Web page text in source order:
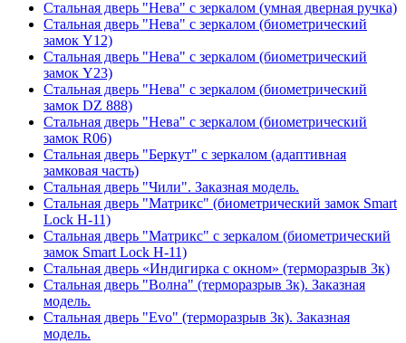
Стальная дверь "Нева" с зеркалом (умная дверная ручка)
Стальная дверь "Нева" с зеркалом (биометрический
замок Y12)
Стальная дверь "Нева" с зеркалом (биометрический
замок Y23)
Стальная дверь "Нева" с зеркалом (биометрический
замок DZ 888)
Стальная дверь "Нева" с зеркалом (биометрический
замок R06)
Стальная дверь "Беркут" с зеркалом (адаптивная
замковая часть)
Стальная дверь "Чили". Заказная модель.
Стальная дверь "Матрикс" (биометрический замок Smart
Lock H-11)
Стальная дверь "Матрикс" с зеркалом (биометрический
замок Smart Lock H-11)
Стальная дверь «Индигирка с окном» (терморазрыв 3к)
Стальная дверь "Волна" (терморазрыв 3к). Заказная
модель.
Стальная дверь "Evo" (терморазрыв 3к). Заказная
модель.